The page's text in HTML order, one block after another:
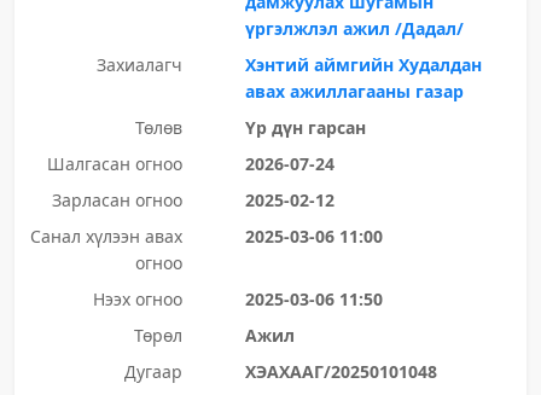
үргэлжлэл ажил /Дадал/
Захиалагч
Хэнтий аймгийн Худалдан
авах ажиллагааны газар
Төлөв
Үр дүн гарсан
Шалгасан огноо
2026-07-24
Зарласан огноо
2025-02-12
Санал хүлээн авах
огноо
2025-03-06 11:00
Нээх огноо
2025-03-06 11:50
Төрөл
Ажил
Дугаар
ХЭАХААГ/20250101048